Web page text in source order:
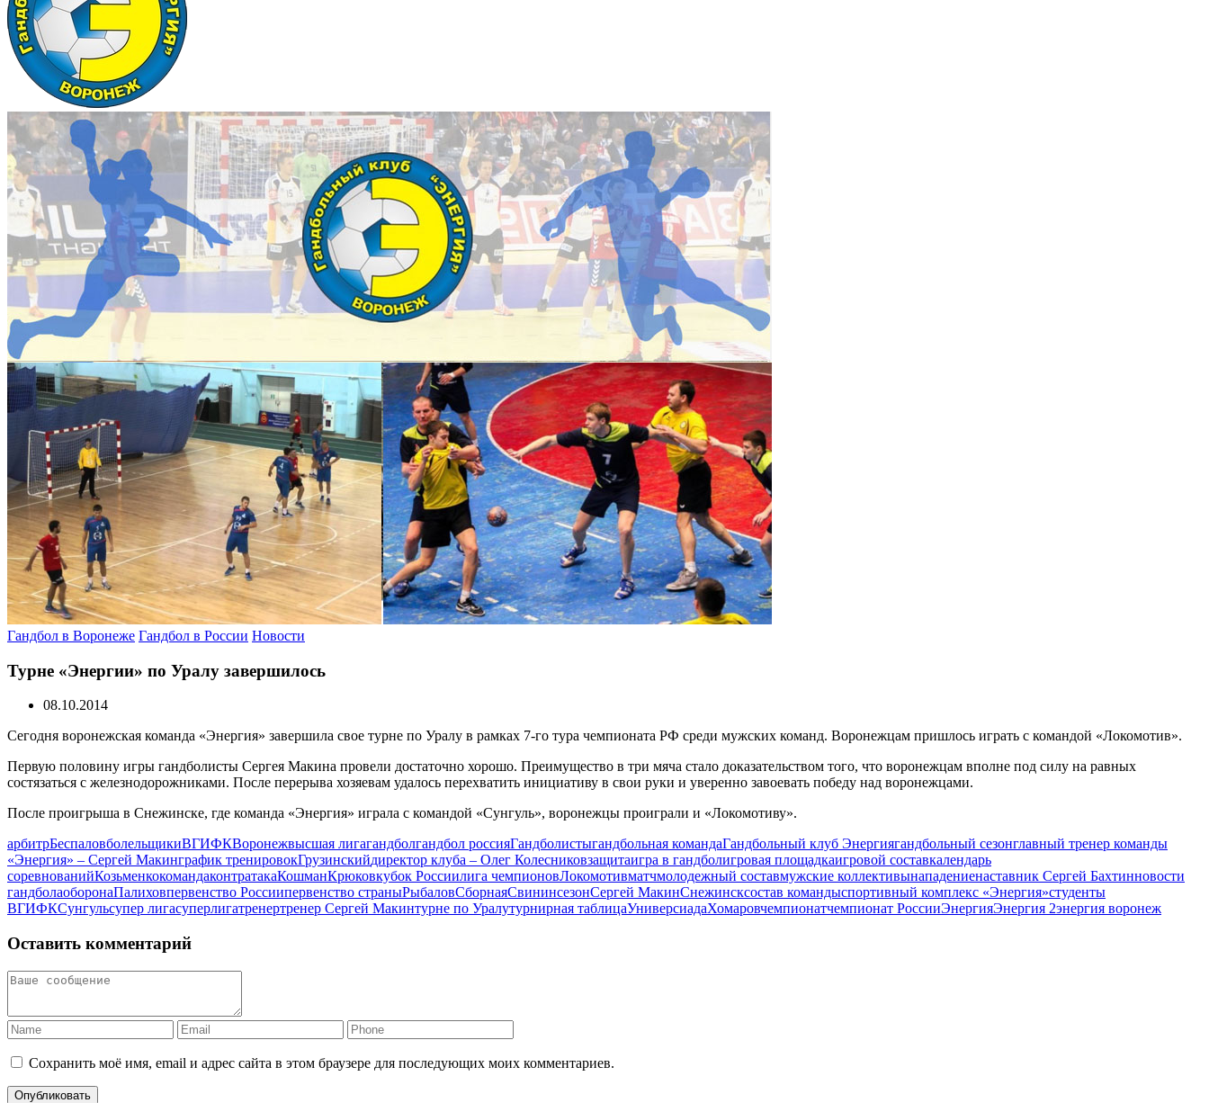
Гандбол в Воронеже Гандбол в России Новости
Турне «Энергии» по Уралу завершилось
08.10.2014
Сегодня воронежская команда «Энергия» завершила свое турне по Уралу в рамках 7-го тура чемпионата РФ среди мужских команд. Воронежцам пришлось играть с командой «Локомотив».
Первую половину игры гандболисты Сергея Макина провели достаточно хорошо. Преимущество в три мяча стало доказательством того, что воронежцам вполне под силу на равных
состязаться с железнодорожниками. После перерыва хозяевам удалось перехватить инициативу в свои руки и уверенно завоевать победу над воронежцами.
После проигрыша в Снежинске, где команда «Энергия» играла с командой «Сунгуль», воронежцы проиграли и «Локомотиву».
арбитрБеспаловболельщикиВГИФКВоронежвысшая лигагандболгандбол россияГандболистыгандбольная командаГандбольный клуб Энергиягандбольный сезонглавный тренер команды
«Энергия» – Сергей Макинграфик тренировокГрузинскийдиректор клуба – Олег Колесниковзащитаигра в гандболигровая площадкаигровой составкалендарь
соревнованийКозьменкокомандаконтратакаКошманКрюковкубок Россиилига чемпионовЛокомотивматчмолодежный составмужские коллективынападениенаставник Сергей Бахтинновости
гандболаоборонаПалиховпервенство Россиипервенство страныРыбаловСборнаяСвининсезонСергей МакинСнежинсксостав командыспортивный комплекс «Энергия»студенты
ВГИФКСунгульсупер лигасуперлигатренертренер Сергей Макинтурне по Уралутурнирная таблицаУниверсиадаХомаровчемпионатчемпионат РоссииЭнергияЭнергия 2энергия воронеж
Оставить комментарий
Сохранить моё имя, email и адрес сайта в этом браузере для последующих моих комментариев.